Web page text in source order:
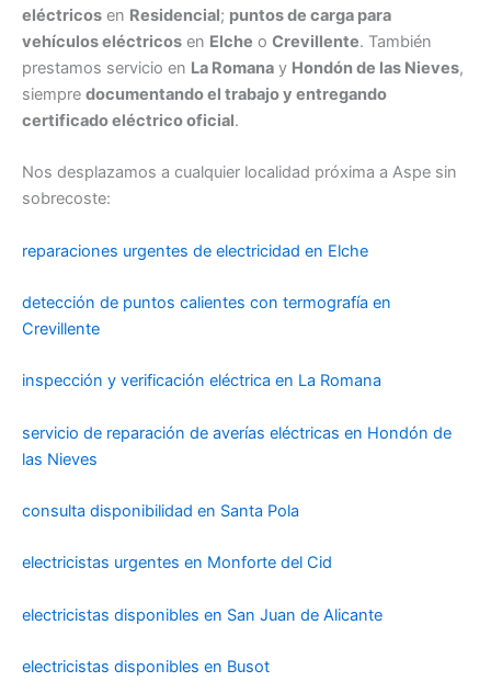
eléctricos en Residencial; puntos de carga para
vehículos eléctricos en Elche o Crevillente. También
prestamos servicio en La Romana y Hondón de las Nieves,
siempre documentando el trabajo y entregando
certificado eléctrico oficial.
Nos desplazamos a cualquier localidad próxima a Aspe sin
sobrecoste:
reparaciones urgentes de electricidad en Elche
detección de puntos calientes con termografía en
Crevillente
inspección y verificación eléctrica en La Romana
servicio de reparación de averías eléctricas en Hondón de
las Nieves
consulta disponibilidad en Santa Pola
electricistas urgentes en Monforte del Cid
electricistas disponibles en San Juan de Alicante
electricistas disponibles en Busot